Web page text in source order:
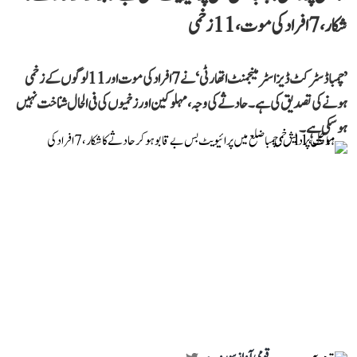
شکار، 7 افراد کی موت، 11 زخمی
’چمبا ڈسٹرکٹ ڈیزاسٹر مینجمنٹ اتھارٹی‘ نے 7 افراد کی موت اور 11 لوگوں کے زخمی
ہونے کی تصدیق کی ہے۔ حادثے کی وجہ، مہلوکین اور زخمیوں کی فی الحال شناخت نہیں
ہو سکی ہے۔